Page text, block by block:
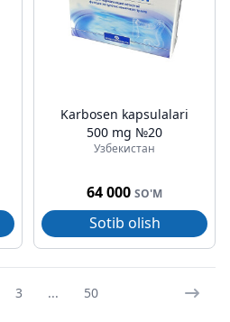
Karbosen kapsulalari
500 mg №20
Узбекистан
64 000 SO'M
Sotib olish
3 ... 50